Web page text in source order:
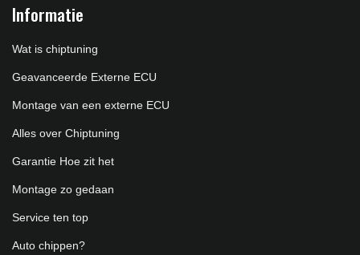
Informatie
Wat is chiptuning
Geavanceerde Externe ECU
Montage van een externe ECU
Alles over Chiptuning
Garantie Hoe zit het
Montage zo gedaan
Service ten top
Auto chippen?